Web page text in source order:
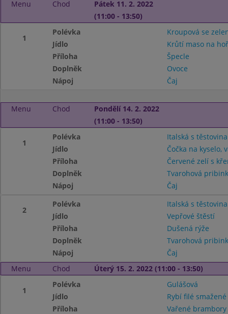
Menu Chod
Pátek 11. 2. 2022
(11:00 - 13:50)
1
Polévka
Kroupová se
Jídlo
Krůtí maso na
Příloha
Špecle
Doplněk
Ovoce
Nápoj
Čaj
Menu Chod
Pondělí 14. 2. 2022
(11:00 - 13:50)
1
Polévka
Italská s
Jídlo
Čočka na kyselo,
Příloha
Červené zelí s
Doplněk
Tvarohová
Nápoj
Čaj
2
Polévka
Italská s
Jídlo
Vepřové štěstí
Příloha
Dušená rýže
Doplněk
Tvarohová
Nápoj
Čaj
Menu
Chod Úterý 15. 2. 2022 (11:00 - 13:50)
1
Polévka
Gulášová
Jídlo
Rybí filé smažené
Příloha
Vařené